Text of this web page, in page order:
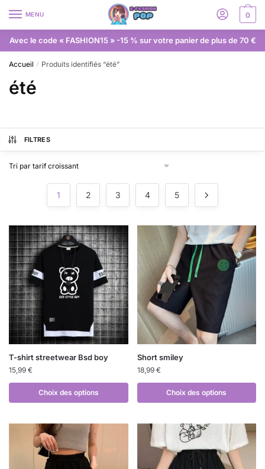
MENU 0
Avec le code « FASHION15 » -15 % sur votre panier de plus de 70 €
Accueil / Produits identifiés “été”
été
FILTRES
1 2 3 4 5
T-shirt streetwear Bsd boy
15,99 €
Choix des options
Short smiley
18,99 €
Choix des options